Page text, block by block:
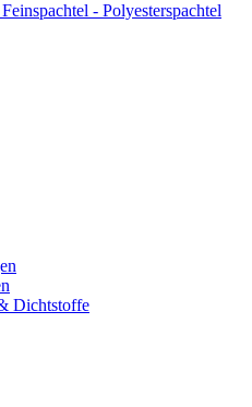
- Polyesterspachtel
Dichtstoffe